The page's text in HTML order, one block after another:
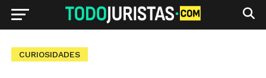
CURIOSIDADES